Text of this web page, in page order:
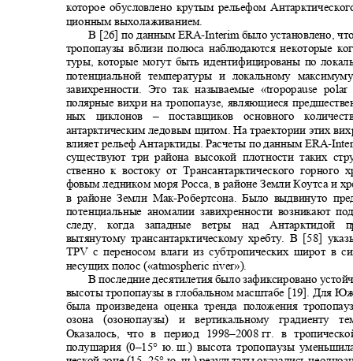
которое обусловлено крутым рельефом
ционным выхолаживанием.
В [26] по даннымERA-Interimбыло установлено,
тропопаузы вблизи полюса наблюдаются некоторые
туры, которые могут быть идентифицированы по
потенциальной температуры и локальному
завихренности. Это так называемые «tropopause
полярные вихри на тропопаузе, являющиеся
ных циклонов–поставщиков основного
антарктическим ледовым щитом. На траектории этих
влияет рельеф Антарктиды. Расчеты по даннымERA-
существуют три района высокой плотности таких
ственно к востоку от Трансантарктического горного
фовым ледником моря Росса, в районе Земли Коутса и
в районе Земли Мак-Робертсона. Было выдвинуто
потенциальные аномалии завихренности возникают
следу, когда западные ветры над
вытянутому трансантарктическому хребту. В [58]
TPV с переносом влаги из субтропических широт в
несущих полос («atmospheric river»).
В последние десятилетия было зафиксировано
высоты тропопаузы в глобальном масштабе [19]. Для
была произведена оценка тренда положения
озона (озонопаузы) и вертикальному
Оказалось, что в период 1998‒2008 гг. в
полушария (0‒15° ю. ш.) высота тропопаузы